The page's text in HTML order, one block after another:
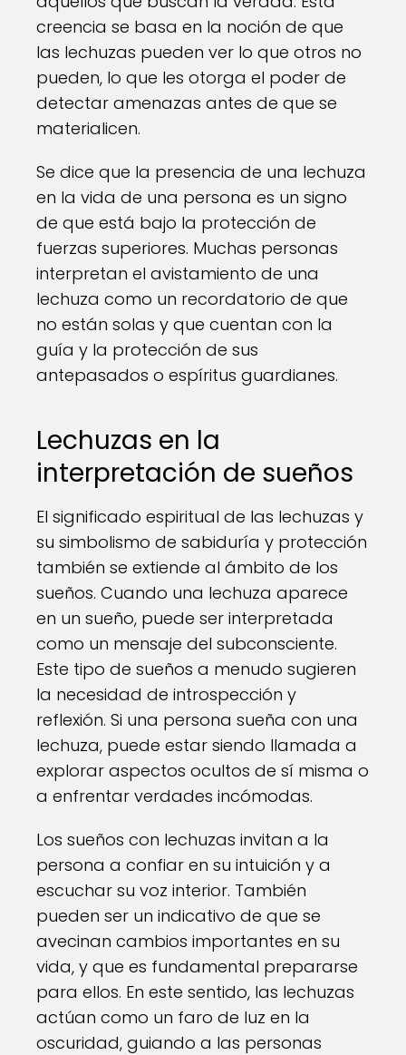
creencia se basa en la noción de que
las lechuzas pueden ver lo que otros no
pueden, lo que les otorga el poder de
detectar amenazas antes de que se
materialicen.
Se dice que la presencia de una lechuza
en la vida de una persona es un signo
de que está bajo la protección de
fuerzas superiores. Muchas personas
interpretan el avistamiento de una
lechuza como un recordatorio de que
no están solas y que cuentan con la
guía y la protección de sus
antepasados o espíritus guardianes.
Lechuzas en la
interpretación de sueños
El significado espiritual de las lechuzas y
su simbolismo de sabiduría y protección
también se extiende al ámbito de los
sueños. Cuando una lechuza aparece
en un sueño, puede ser interpretada
como un mensaje del subconsciente.
Este tipo de sueños a menudo sugieren
la necesidad de introspección y
reflexión. Si una persona sueña con una
lechuza, puede estar siendo llamada a
explorar aspectos ocultos de sí misma o
a enfrentar verdades incómodas.
Los sueños con lechuzas invitan a la
persona a confiar en su intuición y a
escuchar su voz interior. También
pueden ser un indicativo de que se
avecinan cambios importantes en su
vida, y que es fundamental prepararse
para ellos. En este sentido, las lechuzas
actúan como un faro de luz en la
oscuridad, guiando a las personas